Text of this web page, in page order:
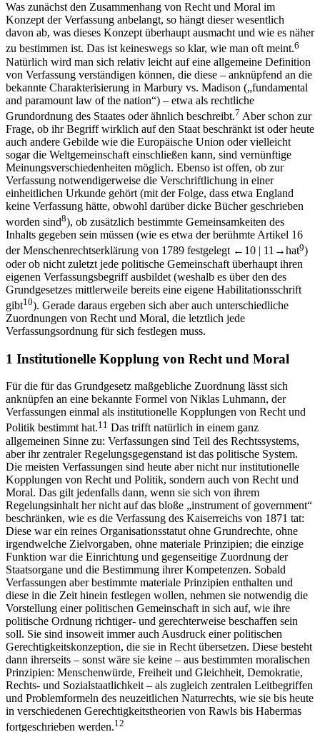
Was zunächst den Zusammenhang von Recht und Moral im
Konzept der Verfassung anbelangt, so hängt dieser wesentlich
davon ab, was dieses Konzept überhaupt ausmacht und wie es näher
zu bestimmen ist. Das ist keineswegs so klar, wie man oft meint.6
Natürlich wird man sich relativ leicht auf eine allgemeine Definition
von Verfassung verständigen können, die diese – anknüpfend an die
bekannte Charakterisierung in Marbury vs. Madison („fundamental
and paramount law of the nation“) – etwa als rechtliche
Grundordnung des Staates oder ähnlich beschreibt.7 Aber schon zur
Frage, ob ihr Begriff wirklich auf den Staat beschränkt ist oder heute
auch andere Gebilde wie die Europäische Union oder vielleicht
sogar die Weltgemeinschaft einschließen kann, sind vernünftige
Meinungsverschiedenheiten möglich. Ebenso ist offen, ob zur
Verfassung notwendigerweise die Verschriftlichung in einer
einheitlichen Urkunde gehört (mit der Folge, dass etwa England
keine Verfassung hätte, obwohl darüber dicke Bücher geschrieben
worden sind8), ob zusätzlich bestimmte Gemeinsamkeiten des
Inhalts gegeben sein müssen (wie es etwa der berühmte Artikel 16
der Menschenrechtserklärung von 1789 festgelegt ←10 | 11→hat9)
oder ob nicht zuletzt jede politische Gemeinschaft überhaupt ihren
eigenen Verfassungsbegriff ausbildet (weshalb es über den des
Grundgesetzes mittlerweile bereits eine eigene Habilitationsschrift
gibt10). Gerade daraus ergeben sich aber auch unterschiedliche
Zuordnungen von Recht und Moral, die letztlich jede
Verfassungsordnung für sich festlegen muss.
1 Institutionelle Kopplung von Recht und Moral
Für die für das Grundgesetz maßgebliche Zuordnung lässt sich
anknüpfen an eine bekannte Formel von Niklas Luhmann, der
Verfassungen einmal als institutionelle Kopplungen von Recht und
Politik bestimmt hat.11 Das trifft natürlich in einem ganz
allgemeinen Sinne zu: Verfassungen sind Teil des Rechtssystems,
aber ihr zentraler Regelungsgegenstand ist das politische System.
Die meisten Verfassungen sind heute aber nicht nur institutionelle
Kopplungen von Recht und Politik, sondern auch von Recht und
Moral. Das gilt jedenfalls dann, wenn sie sich von ihrem
Regelungsinhalt her nicht auf das bloße „instrument of government“
beschränken, wie es die Verfassung des Kaiserreichs von 1871 tat:
Diese war ein reines Organisationsstatut ohne Grundrechte, ohne
irgendwelche Zielvorgaben, ohne materiale Prinzipien; die einzige
Funktion war die Einrichtung und gegenseitige Zuordnung der
Staatsorgane und die Bestimmung ihrer Kompetenzen. Sobald
Verfassungen aber bestimmte materiale Prinzipien enthalten und
diese in die Zeit hinein festlegen wollen, nehmen sie notwendig die
Vorstellung einer politischen Gemeinschaft in sich auf, wie ihre
politische Ordnung richtiger- und gerechterweise beschaffen sein
soll. Sie sind insoweit immer auch Ausdruck einer politischen
Gerechtigkeitskonzeption, die sie in Recht übersetzen. Diese besteht
dann ihrerseits – sonst wäre sie keine – aus bestimmten moralischen
Prinzipien: Menschenwürde, Freiheit und Gleichheit, Demokratie,
Rechts- und Sozialstaatlichkeit – als zugleich zentralen Leitbegriffen
und Problemformeln des neuzeitlichen Naturrechts, wie sie bis heute
in verschiedenen Gerechtigkeitstheorien von Rawls bis Habermas
fortgeschrieben werden.12